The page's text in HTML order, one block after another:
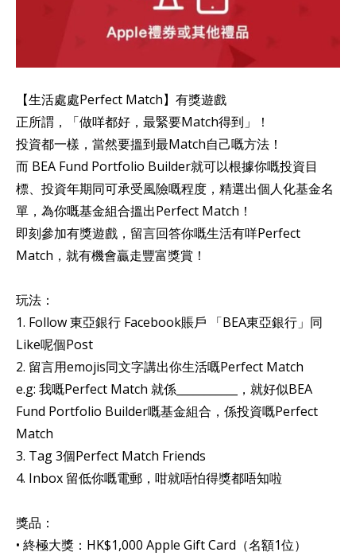
【生活處處Perfect Match】有獎遊戲
正所謂，「做咩都好，最緊要Match得到」！
投資都一樣，當然要搵到最Match自己嘅方法！
而 BEA Fund Portfolio Builder就可以根據你嘅投資目
標、投資年期同可承受風險嘅程度，精選出個人化基金名
單，為你嘅基金組合搵出Perfect Match！
即刻參加有獎遊戲，留言回答你嘅生活有咩Perfect
Match，就有機會贏走豐富獎賞！
玩法：
1. Follow 東亞銀行 Facebook賬戶 「BEA東亞銀行」同
Like呢個Post
2. 留言用emojis同文字講出你生活嘅Perfect Match
e.g: 我嘅Perfect Match 就係___________，就好似BEA
Fund Portfolio Builder嘅基金組合，係投資嘅Perfect
Match
3. Tag 3個Perfect Match Friends
4. Inbox 留低你嘅電郵，咁就唔怕得獎都唔知啦
獎品：
• 終極大獎：HK$1,000 Apple Gift Card（名額1位）